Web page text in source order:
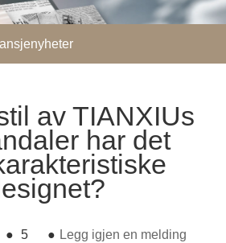
av TIANXIUs
har det
● 5 ● Legg igjen en melding